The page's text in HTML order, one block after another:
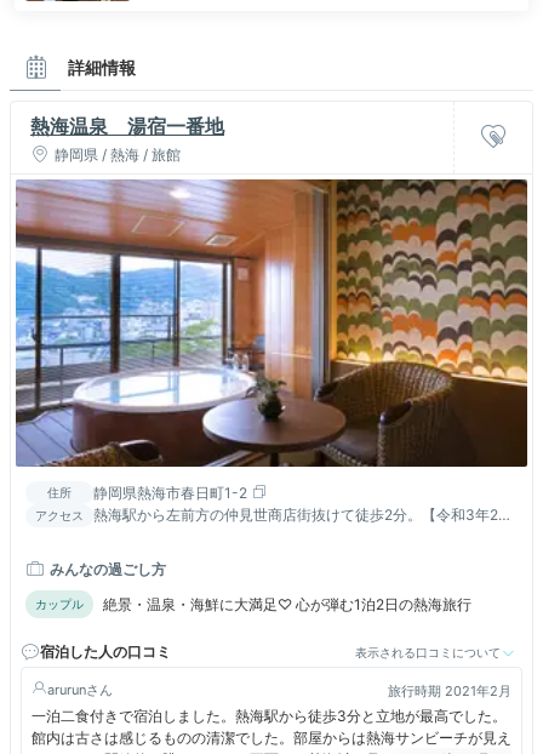
詳細情報
熱海温泉 湯宿一番地
静岡県 / 熱海 / 旅館
住所 静岡県熱海市春日町1-2
アクセス
熱海駅から左前方の仲見世商店街抜けて徒歩2分。【令和3年2月
みんなの過ごし方
カップル 絶景・温泉・海鮮に大満足♡ 心が弾む1泊2日の熱海旅行
宿泊した人の口コミ 表示される口コミについて
arurun 旅行時期 2021年2月
一泊二食付きで宿泊しました。熱海駅から徒歩3分と立地が最高でした。
館内は古さは感じるものの清潔でした。部屋からは熱海サンビーチが見え